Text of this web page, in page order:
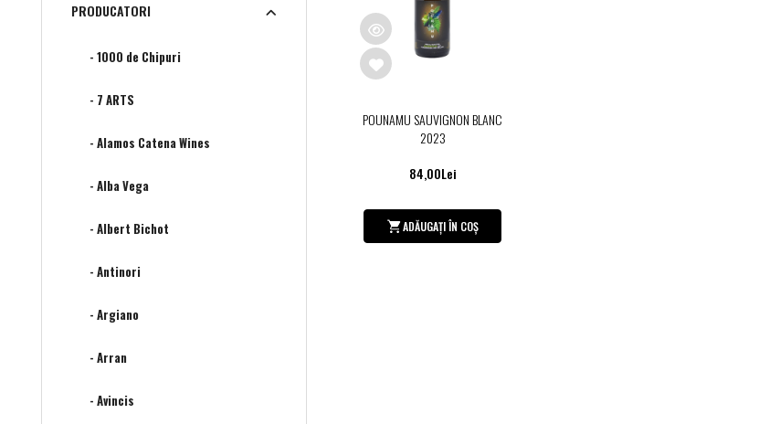
PRODUCATORI
- 1000 de Chipuri
- 7 ARTS
- Alamos Catena Wines
- Alba Vega
- Albert Bichot
- Antinori
- Argiano
- Arran
- Avincis
POUNAMU SAUVIGNON BLANC
2023
84,00Lei
ADĂUGAȚI ÎN COȘ